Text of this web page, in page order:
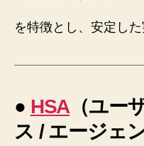
を特徴とし、安定し
● HSA （ユー
ス / エージェン